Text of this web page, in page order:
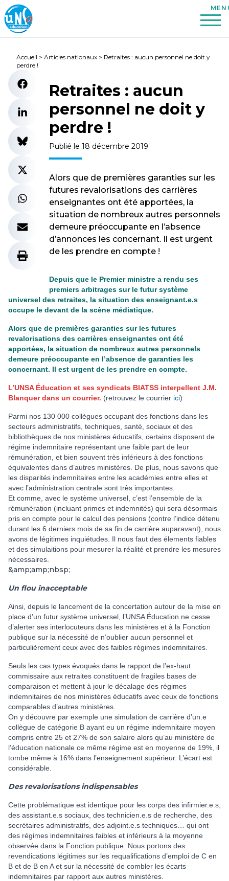
Accueil > Articles nationaux > Retraites : aucun personnel ne doit y
perdre !
Retraites : aucun
personnel ne doit y
perdre !
Publié le 18 décembre 2019
Alors que de premières garanties sur les
futures revalorisations des carrières
enseignantes ont été apportées, la
situation de nombreux autres personnels
demeure préoccupante en l’absence
d’annonces les concernant. Il est urgent
de les prendre en compte !
Depuis que le Premier ministre a rendu ses
premiers arbitrages sur le futur système
universel des retraites, la situation des enseignant.e.s
occupe le devant de la scène médiatique.
Alors que de premières garanties sur les futures
revalorisations des carrières enseignantes ont été
apportées, la situation de nombreux autres personnels
demeure préoccupante en l’absence de garanties les
concernant. Il est urgent de les prendre en compte.
L’UNSA Éducation et ses syndicats BIATSS interpellent J.M.
Blanquer dans un courrier. (retrouvez le courrier ici)
Parmi nos 130 000 collègues occupant des fonctions dans les
secteurs administratifs, techniques, santé, sociaux et des
bibliothèques de nos ministères éducatifs, certains disposent de
régime indemnitaire représentant une faible part de leur
rémunération, et bien souvent très inférieurs à des fonctions
équivalentes dans d’autres ministères . De plus, nous savons que
les disparités indemnitaires entre les académies entre elles et
avec l’administration centrale sont très importantes.
Et comme, avec le système universel, c’est l’ensemble de la
rémunération (incluant primes et indemnités) qui sera désormais
pris en compte pour le calcul des pensions (contre l’indice détenu
durant les 6 derniers mois de sa fin de carrière auparavant), nous
avons de légitimes inquiétudes. Il nous faut des élements fiables
et des simulaitions pour mesurer la réalité et prendre les mesures
nécessaires
&amp;amp;nbsp;
Un flou inacceptable
Ainsi, depuis le lancement de la concertation autour de la mise en
place d’un futur système universel, l’UNSA Éducation ne cesse
d’alerter ses interlocuteurs dans les ministères et à la Fonction
publique sur la nécessité de n’oublier aucun personnel et
particulièrement ceux avec des faibles régimes indemnitaires.
Seuls les cas types évoqués dans le rapport de l’ex-haut
commissaire aux retraites constituent de fragiles bases de
comparaison et mettent à jour le décalage des régimes
indemnitaires de nos ministères éducatifs avec ceux de fonctions
comparables d’autres ministères.
On y découvre par exemple une simulation de carrière d’un.e
collègue de catégorie B ayant eu un régime indemnitaire moyen
compris entre 25 et 27% de son salaire alors qu’au ministère de
l’éducation nationale ce même régime est en moyenne de 19%, il
tombe même à 16% dans l’enseignement supérieur. L’écart est
considérable.
Des revalorisations indispensables
Cette problématique est identique pour les corps des infirmier.e.s,
des assistant.e.s sociaux, des technicien.e.s de recherche, des
secrétaires administratifs, des adjoint.e.s techniques… qui ont
des régimes indemnitaires faibles et inférieurs à la moyenne
observée dans la Fonction publique. Nous portons des
revendications légitimes sur les requalifications d’emploi de C en
B et de B en A et sur la nécessité de combler les écarts
indemnitaires par rapport aux autres ministères.